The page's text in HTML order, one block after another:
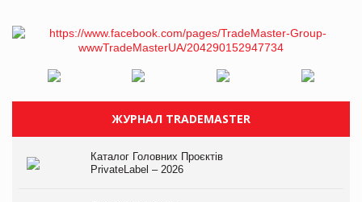
ЖУРНАЛ TRADEMASTER
Каталог Головних Проєктів
PrivateLabel – 2026